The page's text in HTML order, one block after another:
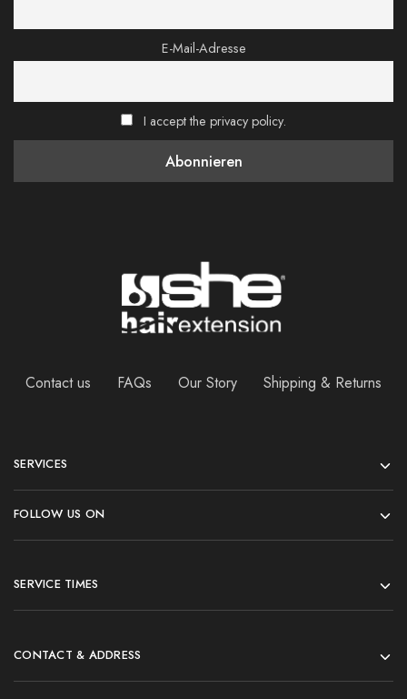
E-Mail-Adresse
I accept the privacy policy.
Contact us FAQs Our Story Shipping & Returns
SERVICES
FOLLOW US ON
SERVICE TIMES
CONTACT & ADDRESS